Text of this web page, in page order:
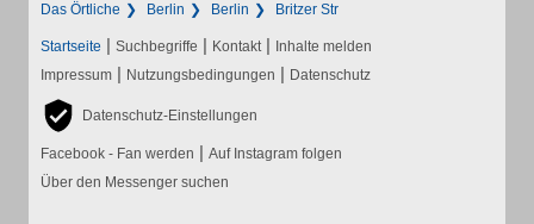
Das Örtliche Berlin Berlin Britzer Str
Startseite | Suchbegriffe | Kontakt | Inhalte melden
Impressum | Nutzungsbedingungen | Datenschutz
Datenschutz-Einstellungen
Facebook - Fan werden | Auf Instagram folgen
Über den Messenger suchen